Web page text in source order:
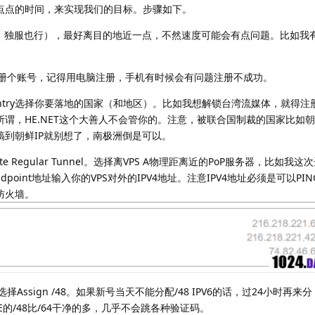
的时间，来实现我们的目标。步骤如下。
独服也行），最好离目的地近一点，不然速度可能会有点问题。比如我
账号，记得用电脑注册，手机有时候会有问题注册不成功。
选择你要落地的国家（和地区）。比如我想解锁台湾流媒体，就得注
，HE.NET这个大善人不会管你的。注意，被联合国制裁的国家比如朝
朝鲜IP就别想了，南极洲倒是可以。
Regular Tunnel。选择离VPS A物理距离近的PoP服务器，比如我这
地址输入你的VPS对外的IPV4地址。注意IPV4地址必须是可以
墙。
择Assign /48。如果新号当天不能分配/48 IPV6的话，过24小时再来分
/48比/64干净的多，几乎不会跳各种验证码。